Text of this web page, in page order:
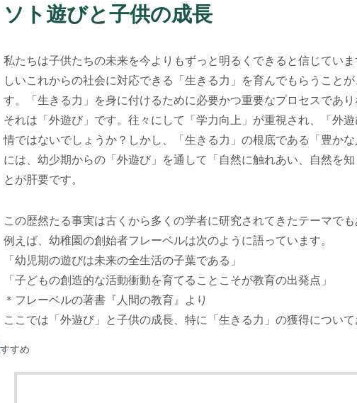
ソト遊びと子供の成長
私たちは子供たちの未来を今よりもずっと明るくできると信じてい
しいこれからの社会に対応できる「生きる力」を育んでもらうこと
す。「生きる力」を身に付けるために必要かつ重要なプロセスであり
それは「外遊び」です。往々にして「学力向上」が重視され、「外
情ではないでしょうか？しかし、「生きる力」の根底である「豊か
には、幼少期からの「外遊び」を通して「自然に触れあい、自然を
とが肝要です。
この歴然たる事実は古くから多くの学者に研究されてきたテーマでも
例えば、幼稚園の創始者フレーベルは次のように語っています。
「幼児期の遊びは未来の全生活の子葉である」
「子どもの創造的な活動衝動を育てることこそが教育の出発点」
＊フレーベルの著書『人間の教育』より
ここでは「外遊び」と子供の成長、特に「生きる力」の獲得について